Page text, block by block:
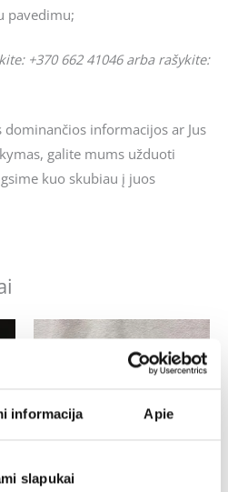
informacija Apie
slapukai
pavedimu;
+370 662 41046 arba rašykite:
dominančios informacijos ar Jus
galite mums užduoti
kuo skubiau į juos